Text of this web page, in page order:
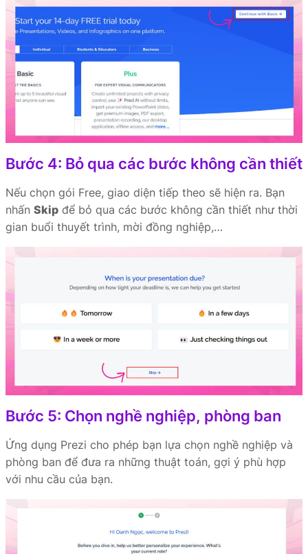
Bước 4: Bỏ qua các bước không cần thiết
Nếu chọn gói Free, giao diện tiếp theo sẽ hiện ra. Bạn
nhấn Skip để bỏ qua các bước không cần thiết như thời
gian buổi thuyết trình, mời đồng nghiệp,…
Bước 5: Chọn nghề nghiệp, phòng ban
Ứng dụng Prezi cho phép bạn lựa chọn nghề nghiệp và
phòng ban để đưa ra những thuật toán, gợi ý phù hợp
với nhu cầu của bạn.